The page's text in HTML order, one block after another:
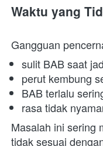
Waktu yang
Gangguan
sulit BAB saat
perut kembung
BAB terlalu
rasa tidak
Masalah ini sering
tidak sesuai